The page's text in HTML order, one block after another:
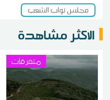
مجلس نواب الشعب
الاكثر مشاهدة
متفرقات